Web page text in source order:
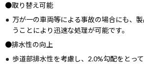
●取り替え可能
万が一の車両等による事故の場合にも、
うことにより迅速な処理が可能です。
●排水性の向上
歩道部排水性を考慮し、2.0%勾配をとって